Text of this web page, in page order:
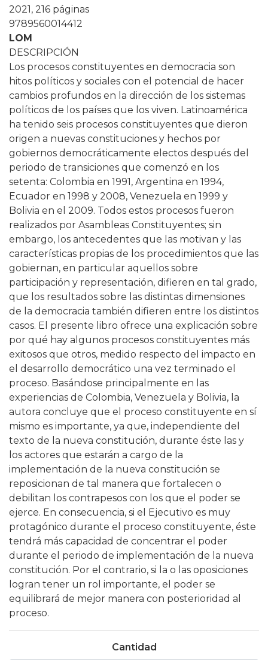
2021, 216 páginas
9789560014412
LOM
DESCRIPCIÓN
Los procesos constituyentes en democracia son
hitos políticos y sociales con el potencial de hacer
cambios profundos en la dirección de los sistemas
políticos de los países que los viven. Latinoamérica
ha tenido seis procesos constituyentes que dieron
origen a nuevas constituciones y hechos por
gobiernos democráticamente electos después del
periodo de transiciones que comenzó en los
setenta: Colombia en 1991, Argentina en 1994,
Ecuador en 1998 y 2008, Venezuela en 1999 y
Bolivia en el 2009. Todos estos procesos fueron
realizados por Asambleas Constituyentes; sin
embargo, los antecedentes que las motivan y las
características propias de los procedimientos que las
gobiernan, en particular aquellos sobre
participación y representación, difieren en tal grado,
que los resultados sobre las distintas dimensiones
de la democracia también difieren entre los distintos
casos. El presente libro ofrece una explicación sobre
por qué hay algunos procesos constituyentes más
exitosos que otros, medido respecto del impacto en
el desarrollo democrático una vez terminado el
proceso. Basándose principalmente en las
experiencias de Colombia, Venezuela y Bolivia, la
autora concluye que el proceso constituyente en sí
mismo es importante, ya que, independiente del
texto de la nueva constitución, durante éste las y
los actores que estarán a cargo de la
implementación de la nueva constitución se
reposicionan de tal manera que fortalecen o
debilitan los contrapesos con los que el poder se
ejerce. En consecuencia, si el Ejecutivo es muy
protagónico durante el proceso constituyente, éste
tendrá más capacidad de concentrar el poder
durante el periodo de implementación de la nueva
constitución. Por el contrario, si la o las oposiciones
logran tener un rol importante, el poder se
equilibrará de mejor manera con posterioridad al
proceso.
Cantidad